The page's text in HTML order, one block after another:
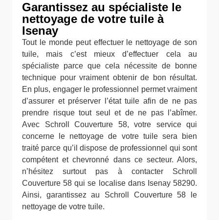
Garantissez au spécialiste le
nettoyage de votre tuile à
Isenay
Tout le monde peut effectuer le nettoyage de son
tuile, mais c’est mieux d’effectuer cela au
spécialiste parce que cela nécessite de bonne
technique pour vraiment obtenir de bon résultat.
En plus, engager le professionnel permet vraiment
d’assurer et préserver l’état tuile afin de ne pas
prendre risque tout seul et de ne pas l’abîmer.
Avec Schroll Couverture 58, votre service qui
concerne le nettoyage de votre tuile sera bien
traité parce qu’il dispose de professionnel qui sont
compétent et chevronné dans ce secteur. Alors,
n’hésitez surtout pas à contacter Schroll
Couverture 58 qui se localise dans Isenay 58290.
Ainsi, garantissez au Schroll Couverture 58 le
nettoyage de votre tuile.